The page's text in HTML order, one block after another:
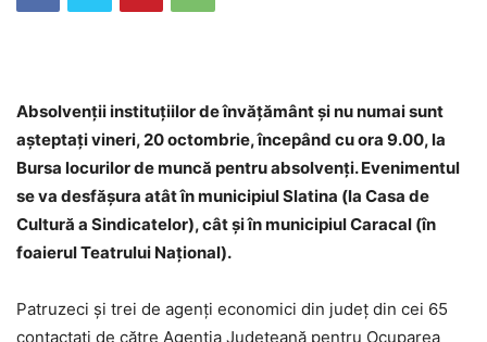
Absolvenţii instituţiilor de învăţământ şi nu numai sunt
aşteptaţi vineri, 20 octombrie, începând cu ora 9.00, la
Bursa locurilor de muncă pentru absolvenţi. Evenimentul
se va desfăşura atât în municipiul Slatina (la Casa de
Cultură a Sindicatelor), cât şi în municipiul Caracal (în
foaierul Teatrului Naţional).
Patruzeci şi trei de agenţi economici din judeţ din cei 65
contactaţi de către Agenția Județeană pentru Ocuparea